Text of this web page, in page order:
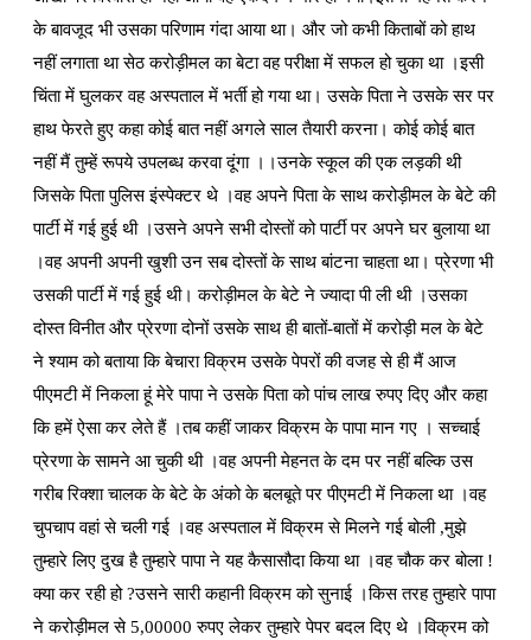
के बावजूद भी उसका परिणाम गंदा आया था। और जो कभी किताबों को हाथ
नहीं लगाता था सेठ करोड़ीमल का बेटा वह परीक्षा में सफल हो चुका था ।इसी
चिंता में घुलकर वह अस्पताल में भर्ती हो गया था। उसके पिता ने उसके सर पर
हाथ फेरते हुए कहा कोई बात नहीं अगले साल तैयारी करना। कोई कोई बात
नहीं मैं तुम्हें रूपये उपलब्ध करवा दूंगा ।।उनके स्कूल की एक लड़की थी
जिसके पिता पुलिस इंस्पेक्टर थे ।वह अपने पिता के साथ करोड़ीमल के बेटे की
पार्टी में गई हुई थी ।उसने अपने सभी दोस्तों को पार्टी पर अपने घर बुलाया था
।वह अपनी अपनी खुशी उन सब दोस्तों के साथ बांटना चाहता था। प्रेरणा भी
उसकी पार्टी में गई हुई थी। करोड़ीमल के बेटे ने ज्यादा पी ली थी ।उसका
दोस्त विनीत और प्रेरणा दोनों उसके साथ ही बातों-बातों में करोड़ी मल के बेटे
ने श्याम को बताया कि बेचारा विक्रम उसके पेपरों की वजह से ही मैं आज
पीएमटी में निकला हूं मेरे पापा ने उसके पिता को पांच लाख रुपए दिए और कहा
कि हमें ऐसा कर लेते हैं ।तब कहीं जाकर विक्रम के पापा मान गए । सच्चाई
प्रेरणा के सामने आ चुकी थी ।वह अपनी मेहनत के दम पर नहीं बल्कि उस
गरीब रिक्शा चालक के बेटे के अंको के बलबूते पर पीएमटी में निकला था ।वह
चुपचाप वहां से चली गई ।वह अस्पताल में विक्रम से मिलने गई बोली ,मुझे
तुम्हारे लिए दुख है तुम्हारे पापा ने यह कैसासौदा किया था ।वह चौक कर बोला !
क्या कर रही हो ?उसने सारी कहानी विक्रम को सुनाई ।किस तरह तुम्हारे पापा
ने करोड़ीमल से 5,00000 रुपए लेकर तुम्हारे पेपर बदल दिए थे ।विक्रम को